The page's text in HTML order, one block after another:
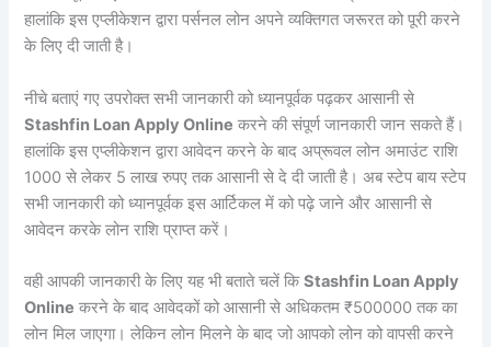
हालांकि इस एप्लीकेशन द्वारा पर्सनल लोन अपने व्यक्तिगत जरूरत को पूरी करने
के लिए दी जाती है।
नीचे बताएं गए उपरोक्त सभी जानकारी को ध्यानपूर्वक पढ़कर आसानी से
Stashfin Loan Apply Online करने की संपूर्ण जानकारी जान सकते हैं।
हालांकि इस एप्लीकेशन द्वारा आवेदन करने के बाद अप्रूवल लोन अमाउंट राशि
1000 से लेकर 5 लाख रुपए तक आसानी से दे दी जाती है। अब स्टेप बाय स्टेप
सभी जानकारी को ध्यानपूर्वक इस आर्टिकल में को पढ़े जाने और आसानी से
आवेदन करके लोन राशि प्राप्त करें।
वही आपकी जानकारी के लिए यह भी बताते चलें किStashfin Loan Apply
Online करने के बाद आवेदकों को आसानी से अधिकतम ₹500000 तक का
लोन मिल जाएगा। लेकिन लोन मिलने के बाद जो आपको लोन को वापसी करने